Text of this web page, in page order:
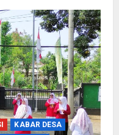
KABAR DESA